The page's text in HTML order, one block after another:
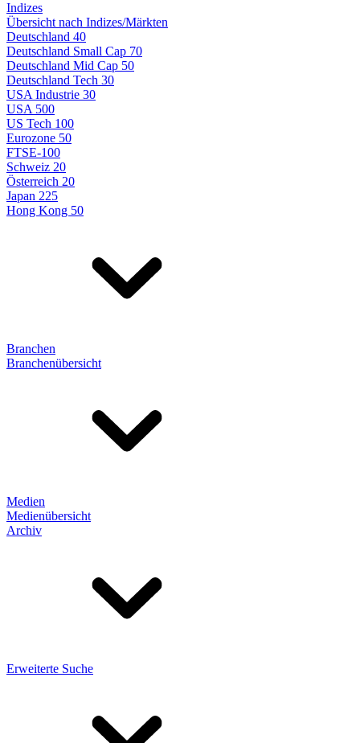
Indizes
Übersicht nach Indizes/Märkten
Deutschland 40
Deutschland Small Cap 70
Deutschland Mid Cap 50
Deutschland Tech 30
USA Industrie 30
USA 500
US Tech 100
Eurozone 50
FTSE-100
Schweiz 20
Österreich 20
Japan 225
Hong Kong 50
Branchen
Branchenübersicht
Medien
Medienübersicht
Archiv
Erweiterte Suche